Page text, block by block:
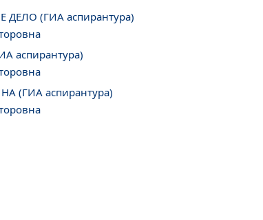
(ГИА аспирантура)
аспирантура)
(ГИА аспирантура)